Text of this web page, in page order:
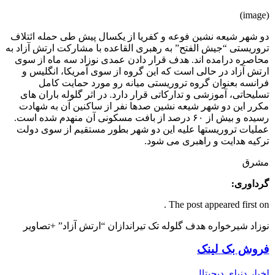
(image)
دو شهر شیعه نشین فوعه و کفریا از یکسال پیش طی حمله ائتلاف
تروریستی “جیش الفتح” به رهبری القاعده با مشارکت ارتش آزاد به
محاصره درامده اند. هدف قرار دادن عمدی نوزاد سه ماه از سوی
ارتش آزاد در حالی است که این گروه از سوی آمریکا، انگلیس و
فرانسه بعنوان گروه تروریستی میانه رو مورد حمایت کامل
تسلیحاتی، آموزشی و تدارکاتی قرار دارد. در اثر گلوله باران های
مکرر این دو شهر شیعه نشین صدها نفر از ساکنین آن به شهادت
رسیده و بیش از ۶۰ درصد از بافت مسکونی آن منهدم شده است.
عملیات تروریستها علیه این دو شهر بطور مستقیم از سوی دولت
ترکیه هدایت و راهبری می شود.
مشرق
گرداوری:
The post appeared first on .
نوزاد شیرخواره هدف گلوله تک تیراندازان “ارتش آزاد” +تصاویر
فروش بک لینک